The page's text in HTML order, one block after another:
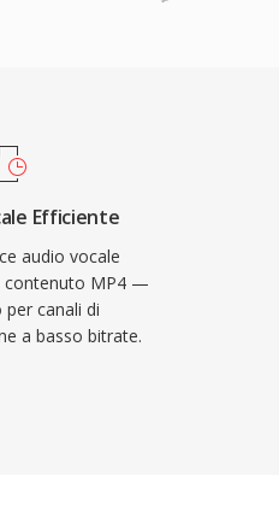
Efficiente
audio vocale
contenuto MP4 —
canali di
a basso bitrate.